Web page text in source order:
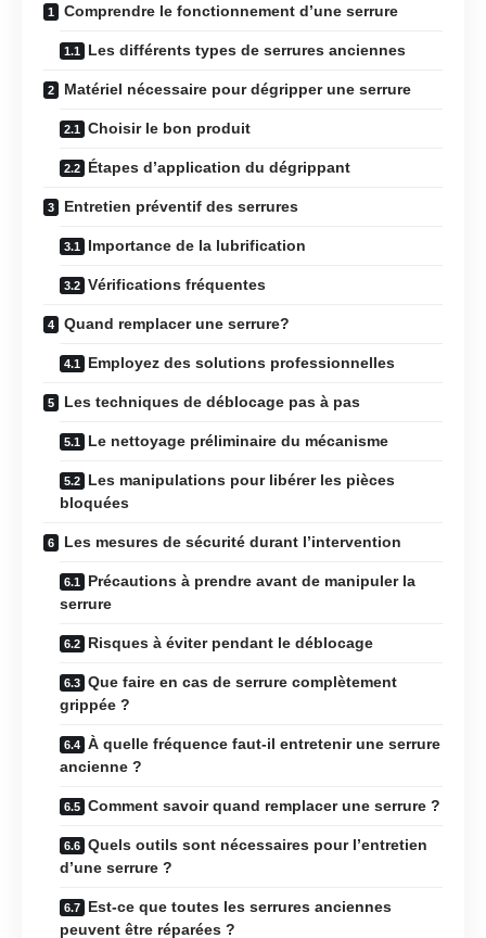
Comprendre le fonctionnement d’une serrure
Les différents types de serrures anciennes
Matériel nécessaire pour dégripper une serrure
Choisir le bon produit
Étapes d’application du dégrippant
Entretien préventif des serrures
Importance de la lubrification
Vérifications fréquentes
Quand remplacer une serrure?
Employez des solutions professionnelles
Les techniques de déblocage pas à pas
Le nettoyage préliminaire du mécanisme
Les manipulations pour libérer les pièces
bloquées
Les mesures de sécurité durant l’intervention
Précautions à prendre avant de manipuler la
serrure
Risques à éviter pendant le déblocage
Que faire en cas de serrure complètement
grippée ?
À quelle fréquence faut-il entretenir une serrure
ancienne ?
Comment savoir quand remplacer une serrure ?
Quels outils sont nécessaires pour l’entretien
d’une serrure ?
Est-ce que toutes les serrures anciennes
peuvent être réparées ?